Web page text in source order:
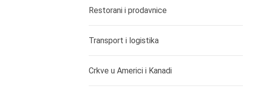
Restorani i prodavnice
Transport i logistika
Crkve u Americi i Kanadi